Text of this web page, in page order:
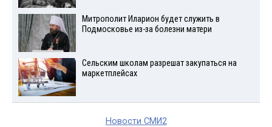
Митрополит Иларион будет служить в
Подмосковье из-за болезни матери
Сельским школам разрешат закупаться на
маркетплейсах
Новости СМИ2